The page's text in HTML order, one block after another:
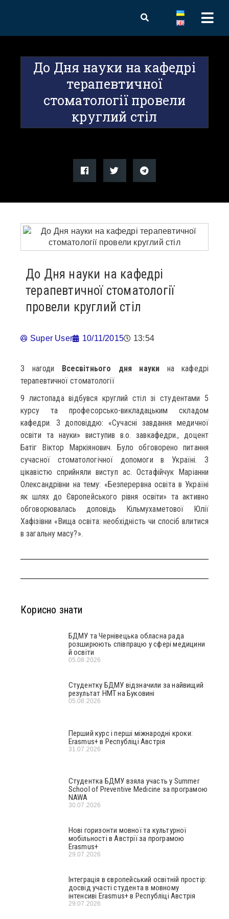
До Дня науки на кафедрі
терапевтичної
стоматології провели
круглий стіл
До Дня науки на кафедрі
терапевтичної стоматології
провели круглий стіл
Super User 10/11/2015 13:54
З нагоди Всесвітнього дня наукина кафедрі
терапевтичної стоматології
9 листопада відбувся круглий стіл зі студентами 5
курсу та професорсько-викладацьким складом
кафедри. З доповіддю: «Сучасні завдання медичної
освіти та науки» виступив в.о. завкафедри., доцент
Батіг Віктор Маркіянович. Було обговорено питання
сучасної стоматологічної допомоги в Україні. З
цікавістю сприйняли виступ ас. Остафійчук Маріанни
Олександрівни на тему: «Безперервна освіта в Україні
як шлях до Європейського рівня освіти» та активно
обговорювалась доповідь Кільмухаметової Юлії
Хафізівни «Вища освіта: необхідність чи спосіб влитися
в загальну масу?».
Корисно знати
БДМУ та Чернівецька обласна рада
розширюють співпрацю у сфері медицини
й освіти
05.08.2026
Студентку БДМУ відзначили за найвищий
результат НМТ на Буковині
05.08.2026
Перший курс і перші міжнародні кроки:
Erasmus+ в Республіці Австрія
31.07.2026
Студентка БДМУ взяла участь у Summer
School of Preventive Medicine за програмою
NAWA
30.07.2026
Нові горизонти мовної та культурної
мобільності в Австрії за програмою
Erasmus+
29.07.2026
Інтеграція в європейський освітній простір:
досвід участі студента в мовному
інтенсиві Erasmus+ в Республіці Австрія
29.07.2026